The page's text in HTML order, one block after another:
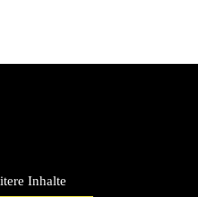
Inhalte